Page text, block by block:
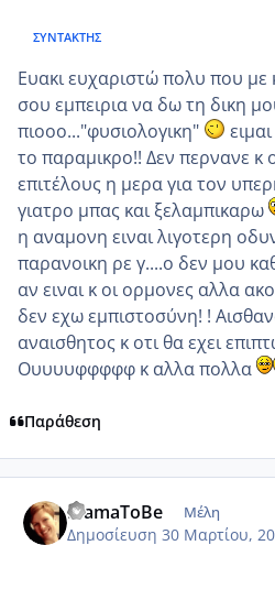
ΣΥΝΤΆΚΤΗΣ
Ευακι ευχαριστώ πολυ που με
σου εμπειρια να δω τη δικη
πιοοο..."φυσιολογικη"
το παραμικρο!! Δεν περνανε κ
επιτέλους η μερα για τον
γιατρο μπας και ξελαμπικαρω
η αναμονη ειναι λιγοτερη
παρανοικη ρε γ....ο δεν μου
αν ειναι κ οι ορμονες αλλα
δεν εχω εμπιστοσύνη! !
αναισθητος κ οτι θα εχει
Ουυυυφφφφφ κ αλλα πολλα
Παράθεση
MamaToBe Μέλη
Δημοσίευση 30 Μαρτίου,